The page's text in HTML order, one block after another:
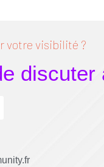
votre visibilité ?
discuter